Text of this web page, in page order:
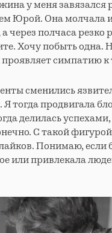
у меня завязался
Юрой. Она молчала
через полчаса резко
Хочу побыть одна.
симпатию к
сменились
тогда продвигала
делилась
С такой фигурой
Понимаю, если
или привлекала